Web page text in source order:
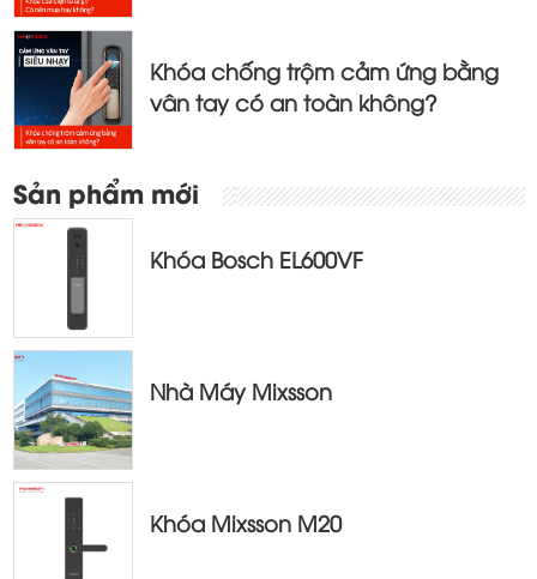
Khóa chống trộm cảm ứng bằng
vân tay có an toàn không?
Sản phẩm mới
Khóa Bosch EL600VF
Nhà Máy Mixsson
Khóa Mixsson M20